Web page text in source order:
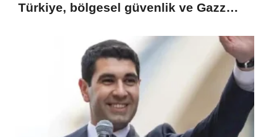
Türkiye, bölgesel güvenlik ve Gazze